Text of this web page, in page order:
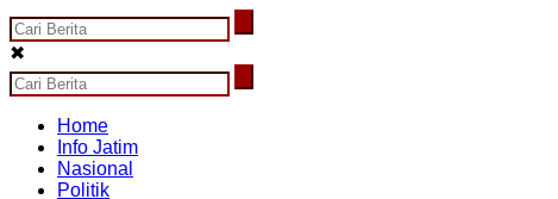
✖
Home
Info Jatim
Nasional
Politik